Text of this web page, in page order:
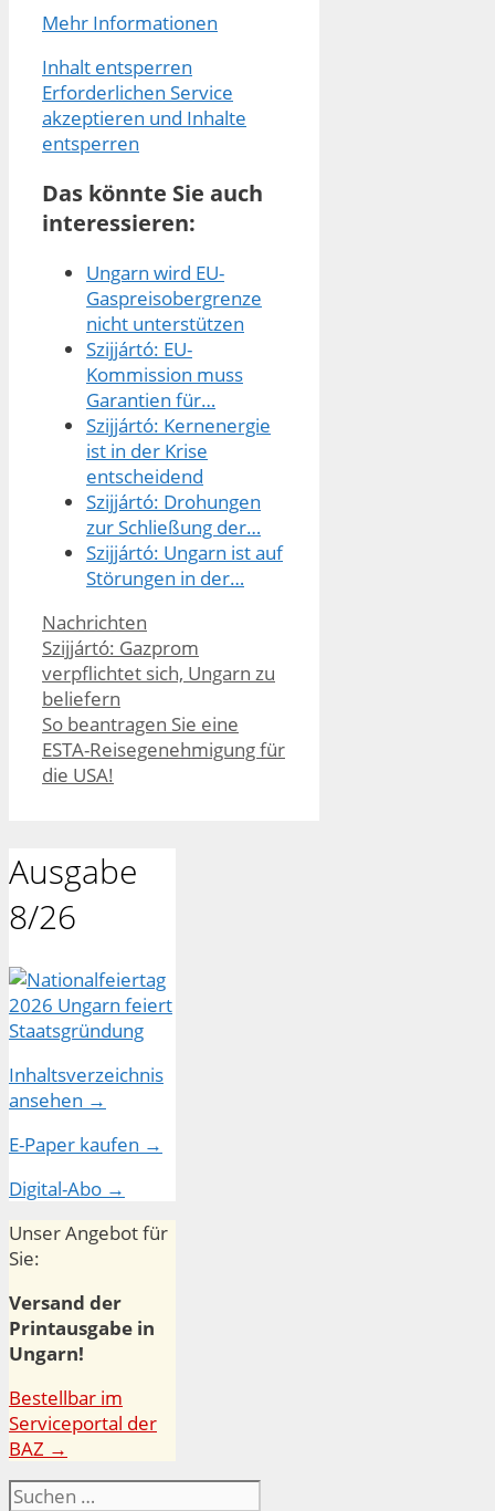
Mehr Informationen
Inhalt entsperren
Erforderlichen Service
akzeptieren und Inhalte
entsperren
Das könnte Sie auch
interessieren:
Ungarn wird EU-
Gaspreisobergrenze
nicht unterstützen
Szijjártó: EU-
Kommission muss
Garantien für…
Szijjártó: Kernenergie
ist in der Krise
entscheidend
Szijjártó: Drohungen
zur Schließung der…
Szijjártó: Ungarn ist auf
Störungen in der…
Kategorien
Nachrichten
Szijjártó: Gazprom
verpflichtet sich, Ungarn zu
beliefern
So beantragen Sie eine
ESTA-Reisegenehmigung für
die USA!
Ausgabe
8/26
Inhaltsverzeichnis
ansehen →
E-Paper kaufen →
Digital-Abo →
Unser Angebot für
Sie:
Versand der
Printausgabe in
Ungarn!
Bestellbar im
Serviceportal der
BAZ →
Suchen